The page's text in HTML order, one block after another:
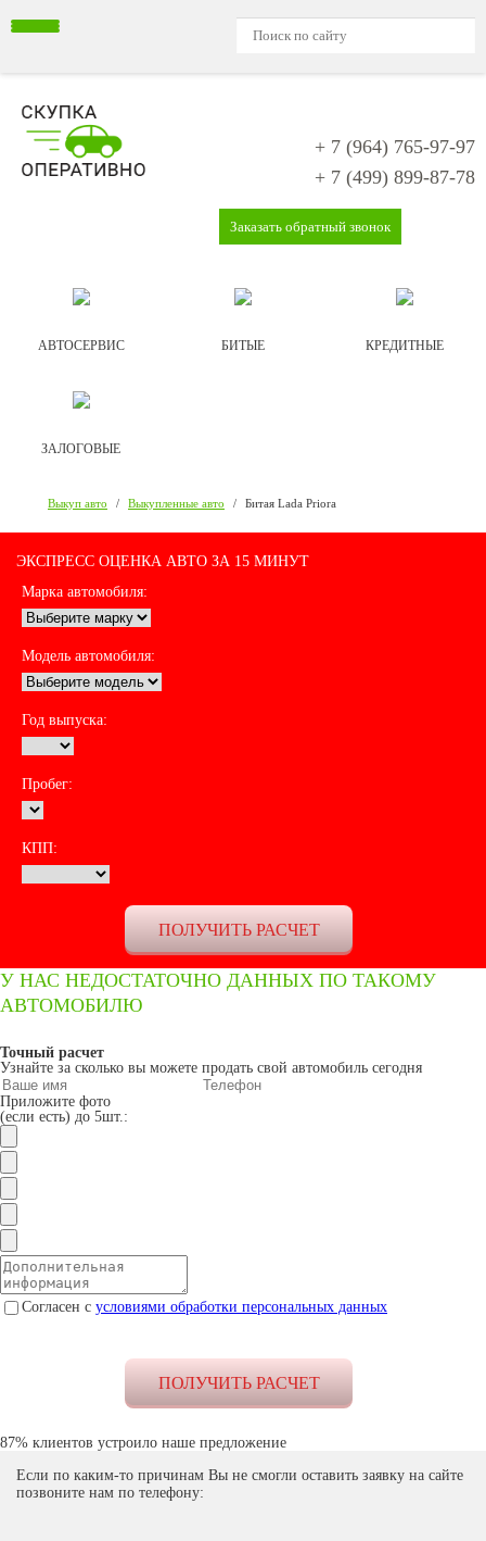
+ 7 (964) 765-97-97
+ 7 (499) 899-87-78
Заказать обратный звонок
АВТОСЕРВИС БИТЫЕ КРЕДИТНЫЕ
ЗАЛОГОВЫЕ
Выкуп авто / Выкупленные авто / Битая Lada Priora
ЭКСПРЕСС ОЦЕНКА АВТО ЗА 15 МИНУТ
Марка автомобиля:
Модель автомобиля:
Год выпуска:
Пробег:
КПП:
У НАС НЕДОСТАТОЧНО ДАННЫХ ПО ТАКОМУ
АВТОМОБИЛЮ
Точный расчет
Узнайте за сколько вы можете продать свой автомобиль сегодня
Приложите фото
(если есть) до 5шт.:
Согласен с условиями обработки персональных данных
87% клиентов устроило наше предложение
Если по каким-то причинам Вы не смогли оставить заявку на сайте
позвоните нам по телефону: